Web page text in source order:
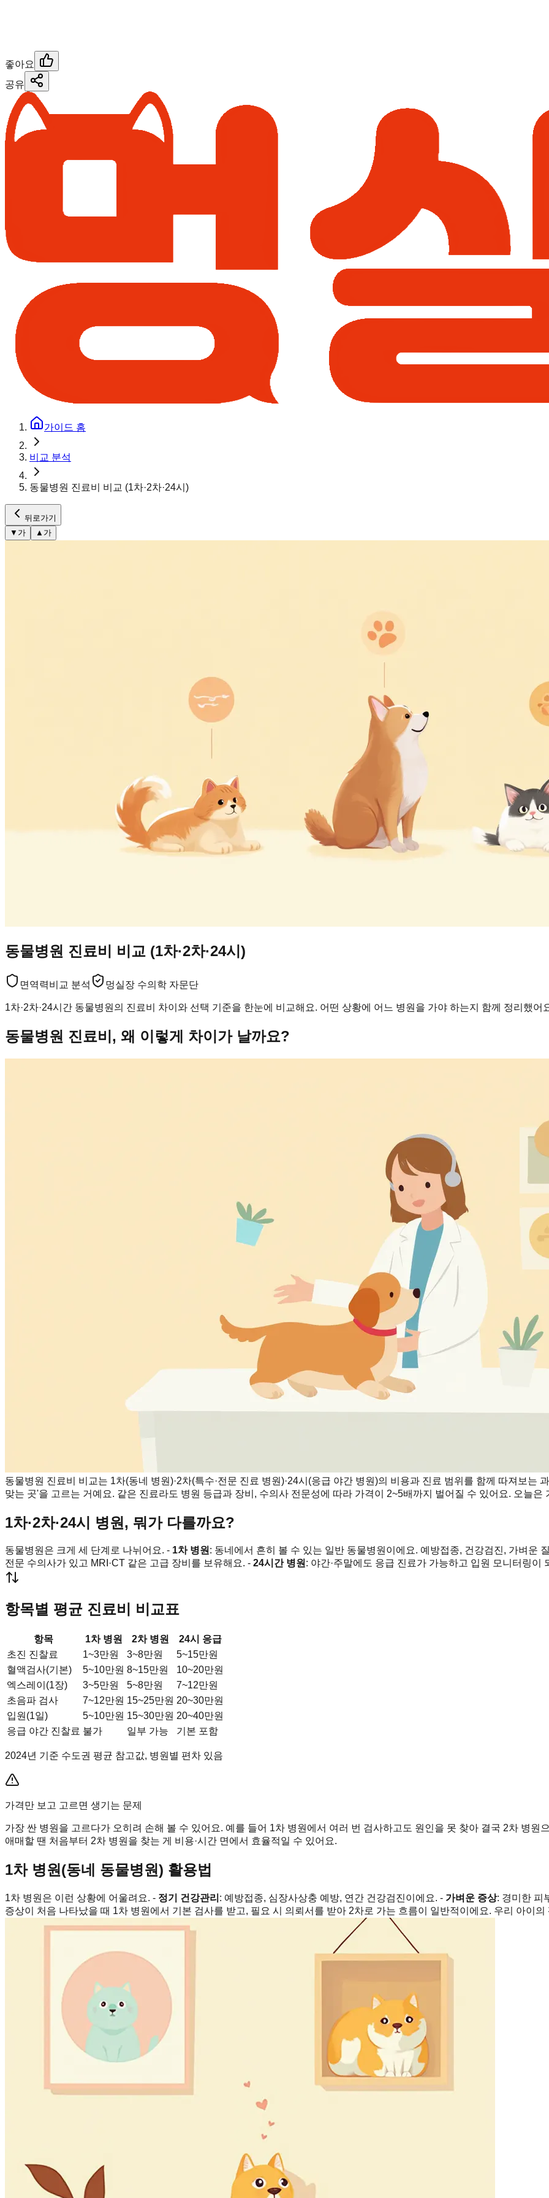
좋아요
공유
가이드 홈
비교 분석
동물병원 진료비 비교 (1차·2차·24시)
뒤로가기
▼ 가 ▲ 가
동물병원 진료비 비교 (1차·2차·24시)
면역력비교 분석 멍실장 수의학 자문단
1차·2차·24시간 동물병원의 진료비 차이와 선택 기준을 한눈에 비교해요. 어떤 상황에 어느 병원을 가야 하는지 함께 정리했어
동물병원 진료비, 왜 이렇게 차이가 날까요?
동물병원 진료비 비교는 1차(동네 병원)·2차(특수·전문 진료 병원)·24시(응급 야간 병원)의 비용과 진료 범위를 함께 따져보는
맞는 곳'을 고르는 거예요. 같은 진료라도 병원 등급과 장비, 수의사 전문성에 따라 가격이 2~5배까지 벌어질 수 있어요. 오늘은
1차·2차·24시 병원, 뭐가 다를까요?
동물병원은 크게 세 단계로 나뉘어요. - 1차 병원: 동네에서 흔히 볼 수 있는 일반 동물병원이에요. 예방접종, 건강검진, 가벼운
전문 수의사가 있고 MRI·CT 같은 고급 장비를 보유해요. - 24시간 병원: 야간·주말에도 응급 진료가 가능하고 입원 모니터링
항목별 평균 진료비 비교표
항목 1차 병원 2차 병원
24시 응급
초진 진찰료
1~3만원 3~8만원
5~15만원
혈액검사(기본)
5~10만원 8~15만원
10~20만원
엑스레이(1장)
3~5만원 5~8만원
7~12만원
초음파 검사
7~12만원 15~25만원 20~30만원
입원(1일)
5~10만원 15~30만원 20~40만원
응급 야간 진찰료 불가 일부 가능 기본 포함
2024년 기준 수도권 평균 참고값, 병원별 편차 있음
가격만 보고 고르면 생기는 문제
가장 싼 병원을 고르다가 오히려 손해 볼 수 있어요. 예를 들어 1차 병원에서 여러 번 검사하고도 원인을 못 찾아 결국 2차 병
애매할 땐 처음부터 2차 병원을 찾는 게 비용·시간 면에서 효율적일 수 있어요.
1차 병원(동네 동물병원) 활용법
1차 병원은 이런 상황에 어울려요. - 정기 건강관리 : 예방접종, 심장사상충 예방, 연간 건강검진이에요. - 가벼운 증상: 경미한 피
증상이 처음 나타났을 때 1차 병원에서 기본 검사를 받고, 필요 시 의뢰서를 받아 2차로 가는 흐름이 일반적이에요. 우리 아이